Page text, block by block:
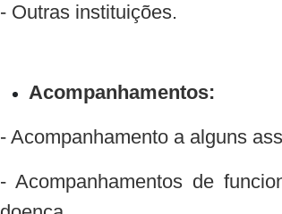
- Outras instituições.
Acompanhamentos:
- Acompanhamento a alguns
- Acompanhamentos de